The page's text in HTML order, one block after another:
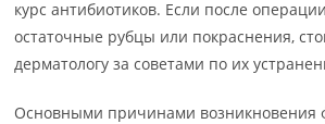
курс антибиотиков. Если после
остаточные рубцы или покраснения,
дерматологу за советами по их
Основными причинами возникновения